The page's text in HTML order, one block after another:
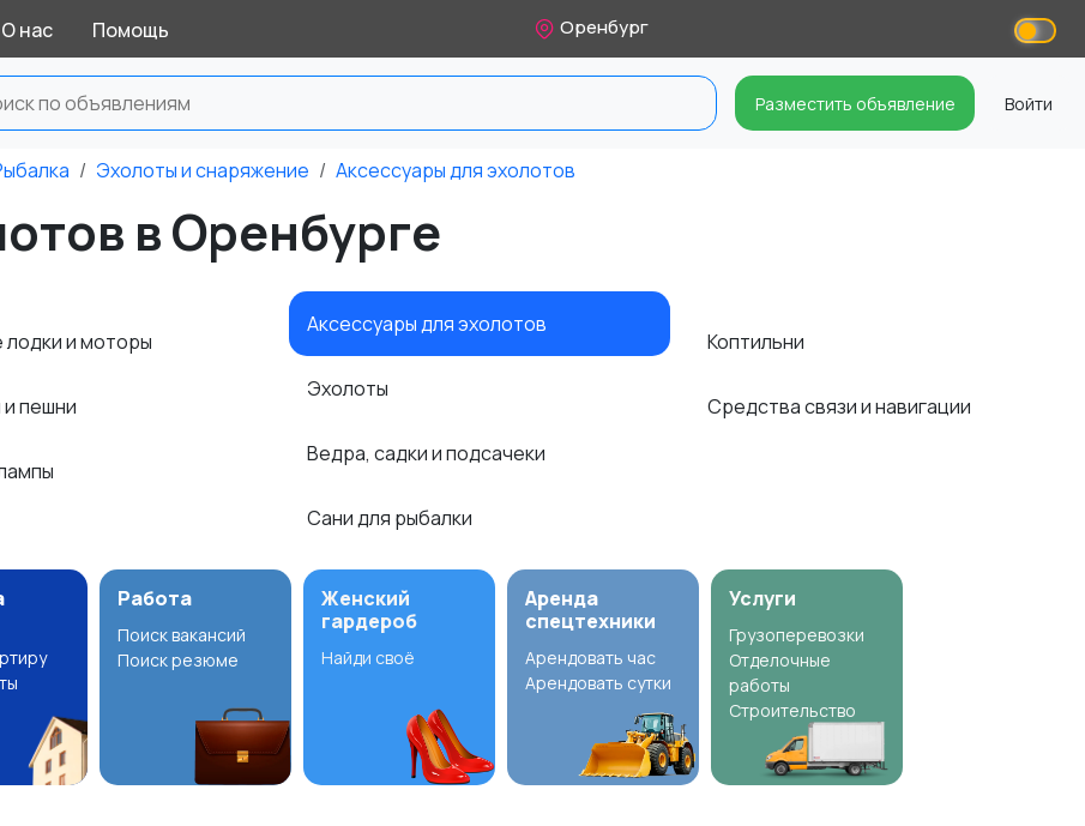
О нас Помощь Оренбург
Разместить объявление Войти
Эхолоты и снаряжение Аксессуары для эхолотов
в Оренбурге
и моторы
пешни
Аксессуары для эхолотов
Эхолоты
Ведра, садки и подсачеки
Сани для рыбалки
Коптильни
Средства связи и навигации
Работа
Поиск вакансий
Поиск резюме
Женский
гардероб
Найди своё
Аренда
спецтехники
Арендовать час
Арендовать сутки
Услуги
Грузоперевозки
Отделочные
работы
Строительство